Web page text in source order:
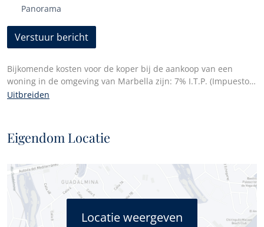
Panorama
Verstuur bericht
Bijkomende kosten voor de koper bij de aankoop van een
woning in de omgeving van Marbella zijn: 7% I.T.P. (Impuesto
de Transmisiones Patrimoniales) voor alle doorverkochte
betaalt de koper de notariskosten en de kosten voor het
registreren van de akten in het kadaster. In overeenstemming
oktober, is een kopie van het informatieblad voor dit
onroerend goed beschikbaar op ons hoofdkantoor in Edif.
Centro Expo, Blvd. Alfonso Hohenlohe s/n, 29602 Marbella
(Málaga)..
Uitbreiden
Eigendom Locatie
Locatie weergeven